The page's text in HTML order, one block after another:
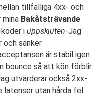
tillfälliga 4xx- och
mina Bakåtsträvande
i uppskjuten-Jag
och sänker
är stabil igen.
bounce så att kön förblir
utvärderar också 2xx-
latenser utan hårda fel